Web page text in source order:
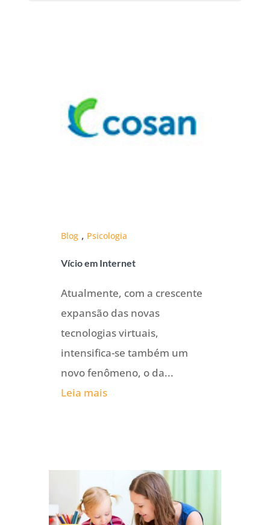
Blog , Psicologia
Vício em Internet
Atualmente, com a crescente
expansão das novas
tecnologias virtuais,
intensifica-se também um
novo fenômeno, o da...
Leia mais